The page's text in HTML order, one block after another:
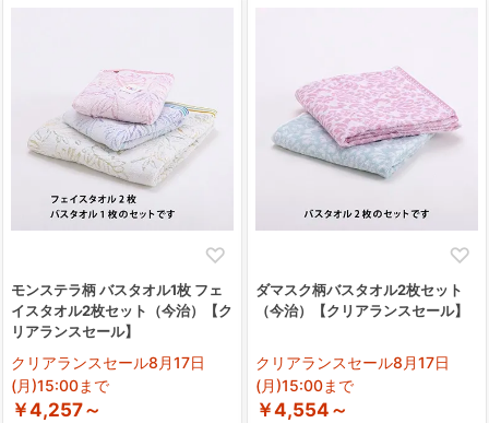
モンステラ柄 バスタオル1枚 フェ
イスタオル2枚セット（今治）【ク
リアランスセール】
クリアランスセール8月17日
(月)15:00まで
￥4,257～
ダマスク柄バスタオル2枚セット
（今治）【クリアランスセール】
クリアランスセール8月17日
(月)15:00まで
￥4,554～